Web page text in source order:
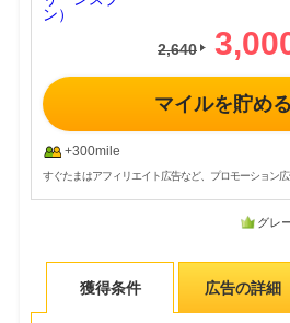
2,640
マイルを貯める
+300mile
すぐたまはアフィリエイト広告など、プロモーション
グレ
獲得条件 広告の詳細